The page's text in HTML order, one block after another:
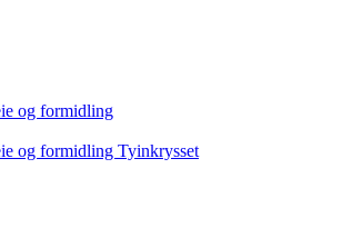
og formidling
og formidling Tyinkrysset